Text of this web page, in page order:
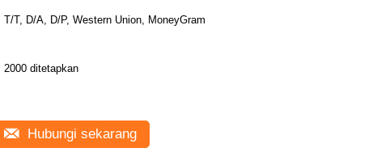
T/T, D/A, D/P, Western Union, MoneyGram
2000 ditetapkan
Hubungi sekarang